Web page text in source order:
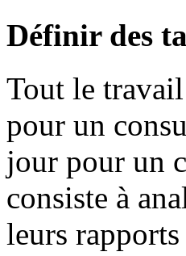
Définir des
Tout le
pour un
jour pour un
consiste à
leurs